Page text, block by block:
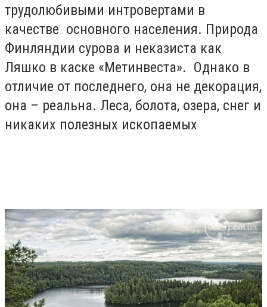
трудолюбивыми интровертами в
качестве основного населения. Природа
Финляндии сурова и неказиста как
Ляшко в каске «Метинвеста». Однако в
отличие от последнего, она не декорация,
она – реальна. Леса, болота, озера, снег и
никаких полезных ископаемых